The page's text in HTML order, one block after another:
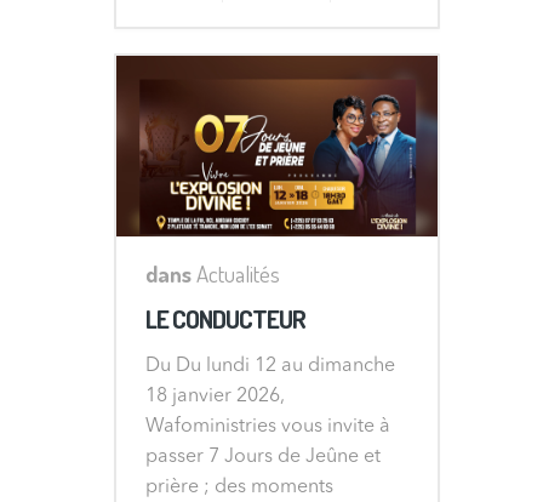
dansActualités
LE CONDUCTEUR
Du Du lundi 12 au dimanche
18 janvier 2026,
Wafoministries vous invite à
passer 7 Jours de Jeûne et
prière ; des moments